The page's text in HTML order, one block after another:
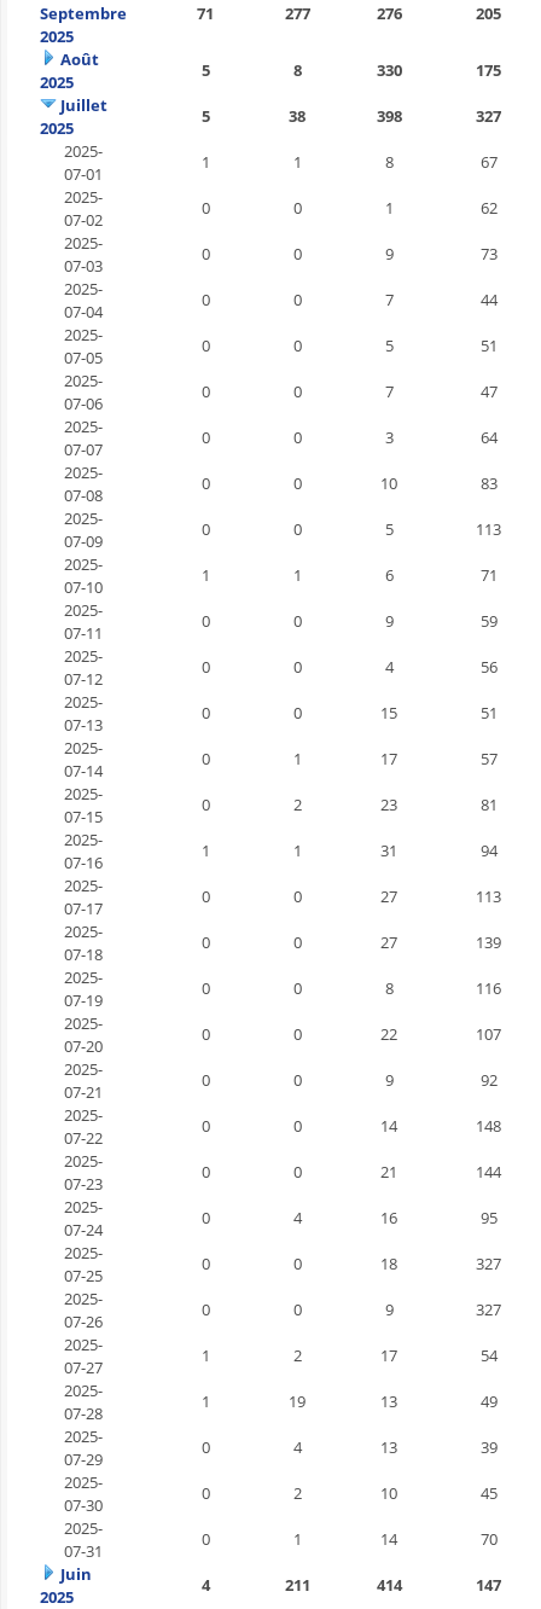
Septembre
2025
71 277 276 205
Août
2025
5 8 330
175
Juillet
2025
5 38 398
327
2025-
07-01
1 1 8
67
2025-
07-02
0 0 1
62
2025-
07-03
0 0 9
73
2025-
07-04
0 0 7
44
2025-
07-05
0 0 5
51
2025-
07-06
0 0 7
47
2025-
07-07
0 0 3
64
2025-
07-08
0 0 10
83
2025-
07-09
0 0 5
113
2025-
07-10
1 1 6
71
2025-
07-11
0 0 9
59
2025-
07-12
0 0 4
56
2025-
07-13
0 0 15
51
2025-
07-14
0 1 17
57
2025-
07-15
0 2 23
81
2025-
07-16
1 1 31
94
2025-
07-17
0 0 27
113
2025-
07-18
0 0 27
139
2025-
07-19
0 0 8
116
2025-
07-20
0 0 22
107
2025-
07-21
0 0 9
92
2025-
07-22
0 0 14
148
2025-
07-23
0 0 21
144
2025-
07-24
0 4 16
95
2025-
07-25
0 0 18
327
2025-
07-26
0 0 9
327
2025-
07-27
1 2 17
54
2025-
07-28
1 19 13
49
2025-
07-29
0 4 13
39
2025-
07-30
0 2 10
45
2025-
07-31
0 1 14
70
Juin
2025
4 211 414
147